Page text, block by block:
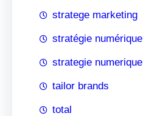
stratege marketing
stratégie numérique
strategie numerique
tailor brands
total